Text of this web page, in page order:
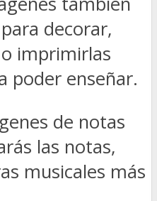
decorar,
imprimirlas
poder enseñar.
de notas
las notas,
musicales más